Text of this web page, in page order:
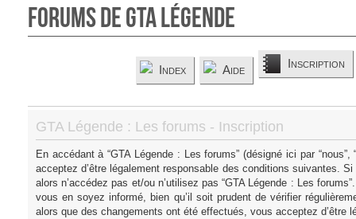
Forums de GTA Légende
Index Aide Inscription
GTA Légende : Les forums - Inscription
En accédant à “GTA Légende : Les forums” (désigné ici par
acceptez d’être légalement responsable des conditions suivantes.
alors n’accédez pas et/ou n’utilisez pas “GTA Légende : Les
vous en soyez informé, bien qu’il soit prudent de vérifier
alors que des changements ont été effectués, vous acceptez